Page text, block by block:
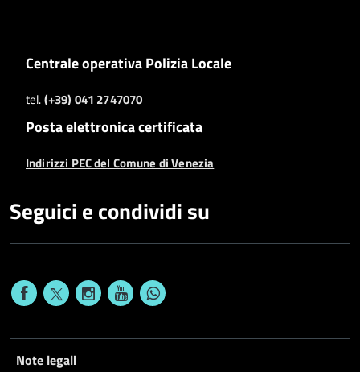
Centrale operativa Polizia Locale
tel.(+39) 041 2747070
Posta elettronica certificata
Indirizzi PEC del Comune di Venezia
Seguici e condividi su
Note legali